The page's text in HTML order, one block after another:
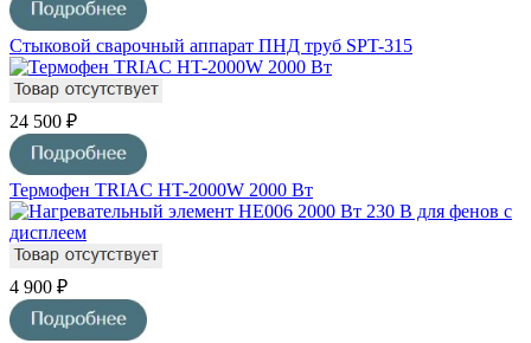
Стыковой сварочный аппарат ПНД труб SPT-315
24 500 ₽
Термофен TRIAC HT-2000W 2000 Вт
4 900 ₽